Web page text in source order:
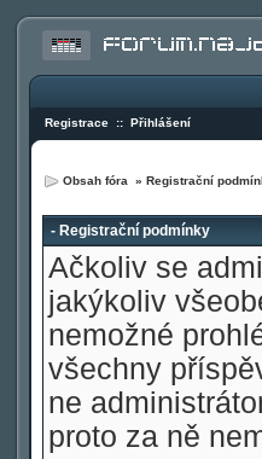
Registrace :: Přihlášení
Obsah fóra » Registrační
- Registrační podmínky
Ačkoliv se
jakýkoliv
nemožné
všechny
ne
proto za ně